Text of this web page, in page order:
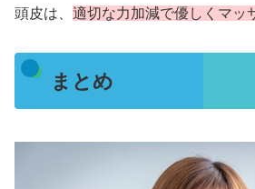
頭皮は、 適切な力加減で優しくマッ
まとめ